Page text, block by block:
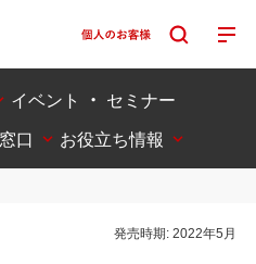
イベント ・ セミナー
口
お役立ち情報
発売時期:2022年5月